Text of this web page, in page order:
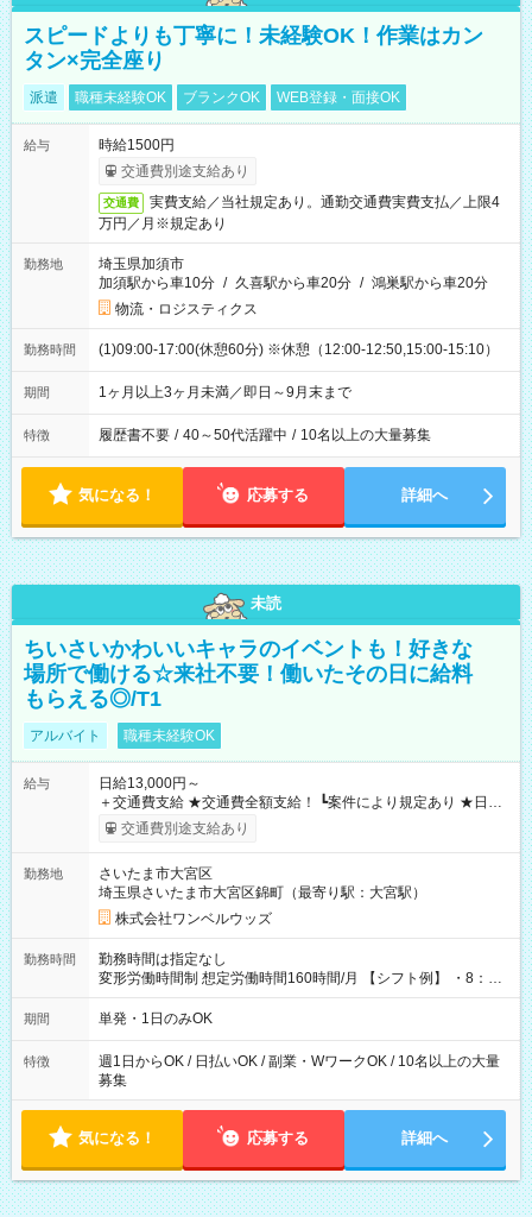
スピードよりも丁寧に！未経験OK！作業はカン
タン×完全座り
派遣 職種未経験OK ブランクOK WEB登録・面接OK
給与
時給1500円
交通費別途支給あり
交通費
実費支給／当社規定あり。通勤交通費実費支払／上限4
万円／月※規定あり
勤務地
埼玉県加須市
加須駅から車10分 / 久喜駅から車20分 / 鴻巣駅から車20分
物流・ロジスティクス
勤務時間 (1)09:00-17:00(休憩60分) ※休憩（12:00-12:50,15:00-15:10）
期間 1ヶ月以上3ヶ月未満／即日～9月末まで
特徴 履歴書不要 / 40～50代活躍中 / 10名以上の大量募集
気になる！ 応募する 詳細へ
未読
ちいさいかわいいキャラのイベントも！好きな
場所で働ける☆来社不要！働いたその日に給料
もらえる◎/T1
アルバイト 職種未経験OK
給与
日給13,000円～
＋交通費支給 ★交通費全額支給！ ┗案件により規定あり ★日払
いOK！（規定あり） ┗働いたその日に現金GET♪ お仕事後はコ
ンビニATMから 日払い分を引き落とせます！ 【試用期間】試
交通費別途支給あり
勤務地
さいたま市大宮区
埼玉県さいたま市大宮区錦町（最寄り駅：大宮駅）
株式会社ワンベルウッズ
勤務時間
勤務時間は指定なし
変形労働時間制 想定労働時間160時間/月 【シフト例】 ・8：00
～21：00
期間 単発・1日のみOK
特徴
週1日からOK / 日払いOK / 副業・WワークOK / 10名以上の大量
募集
気になる！ 応募する 詳細へ